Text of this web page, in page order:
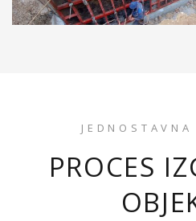
JEDNOSTAVNA
PROCES